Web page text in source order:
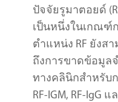
ปัจจัยรูมาตอยด์
เป็นหนึ่งในเกณฑ์ก
ตำแหน่ง RF ยังส
ถึงการขาดข้อมูล
ทางคลินิกสำหรับ
RF-IGM, RF-